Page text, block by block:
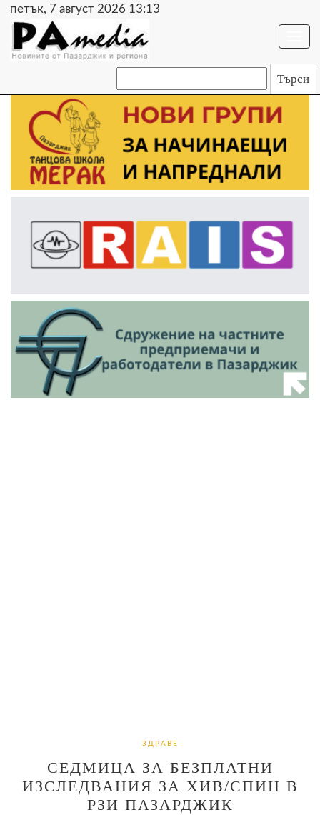
петък, 7 август 2026 13:13
ЗДРАВЕ
СЕДМИЦА ЗА БЕЗПЛАТНИ
ИЗСЛЕДВАНИЯ ЗА ХИВ/СПИН В
РЗИ ПАЗАРДЖИК